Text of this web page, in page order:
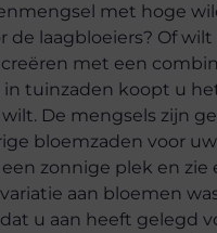
met hoge
laagbloeiers? Of wilt
met een
in tuinzaden koopt u
De mengsels zijn
bloemzaden voor uw
zonnige plek en zie
aan bloemen
u aan heeft gelegd